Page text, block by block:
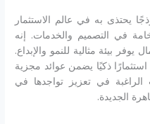
يحتذى به في عالم الاستثمار
في التصميم والخدمات. إنه
بيئة مثالية للنمو والإبداع.
ذكيًا يضمن عوائد مجزية
في تعزيز تواجدها في
الجديدة.